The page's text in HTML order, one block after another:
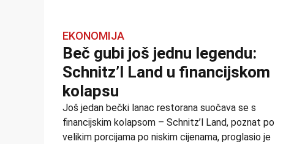
EKONOMIJA
Beč gubi još jednu legendu:
Schnitz’l Land u financijskom
kolapsu
Još jedan bečki lanac restorana suočava se s
financijskim kolapsom – Schnitz’l Land, poznat po
velikim porcijama po niskim cijenama, proglasio je